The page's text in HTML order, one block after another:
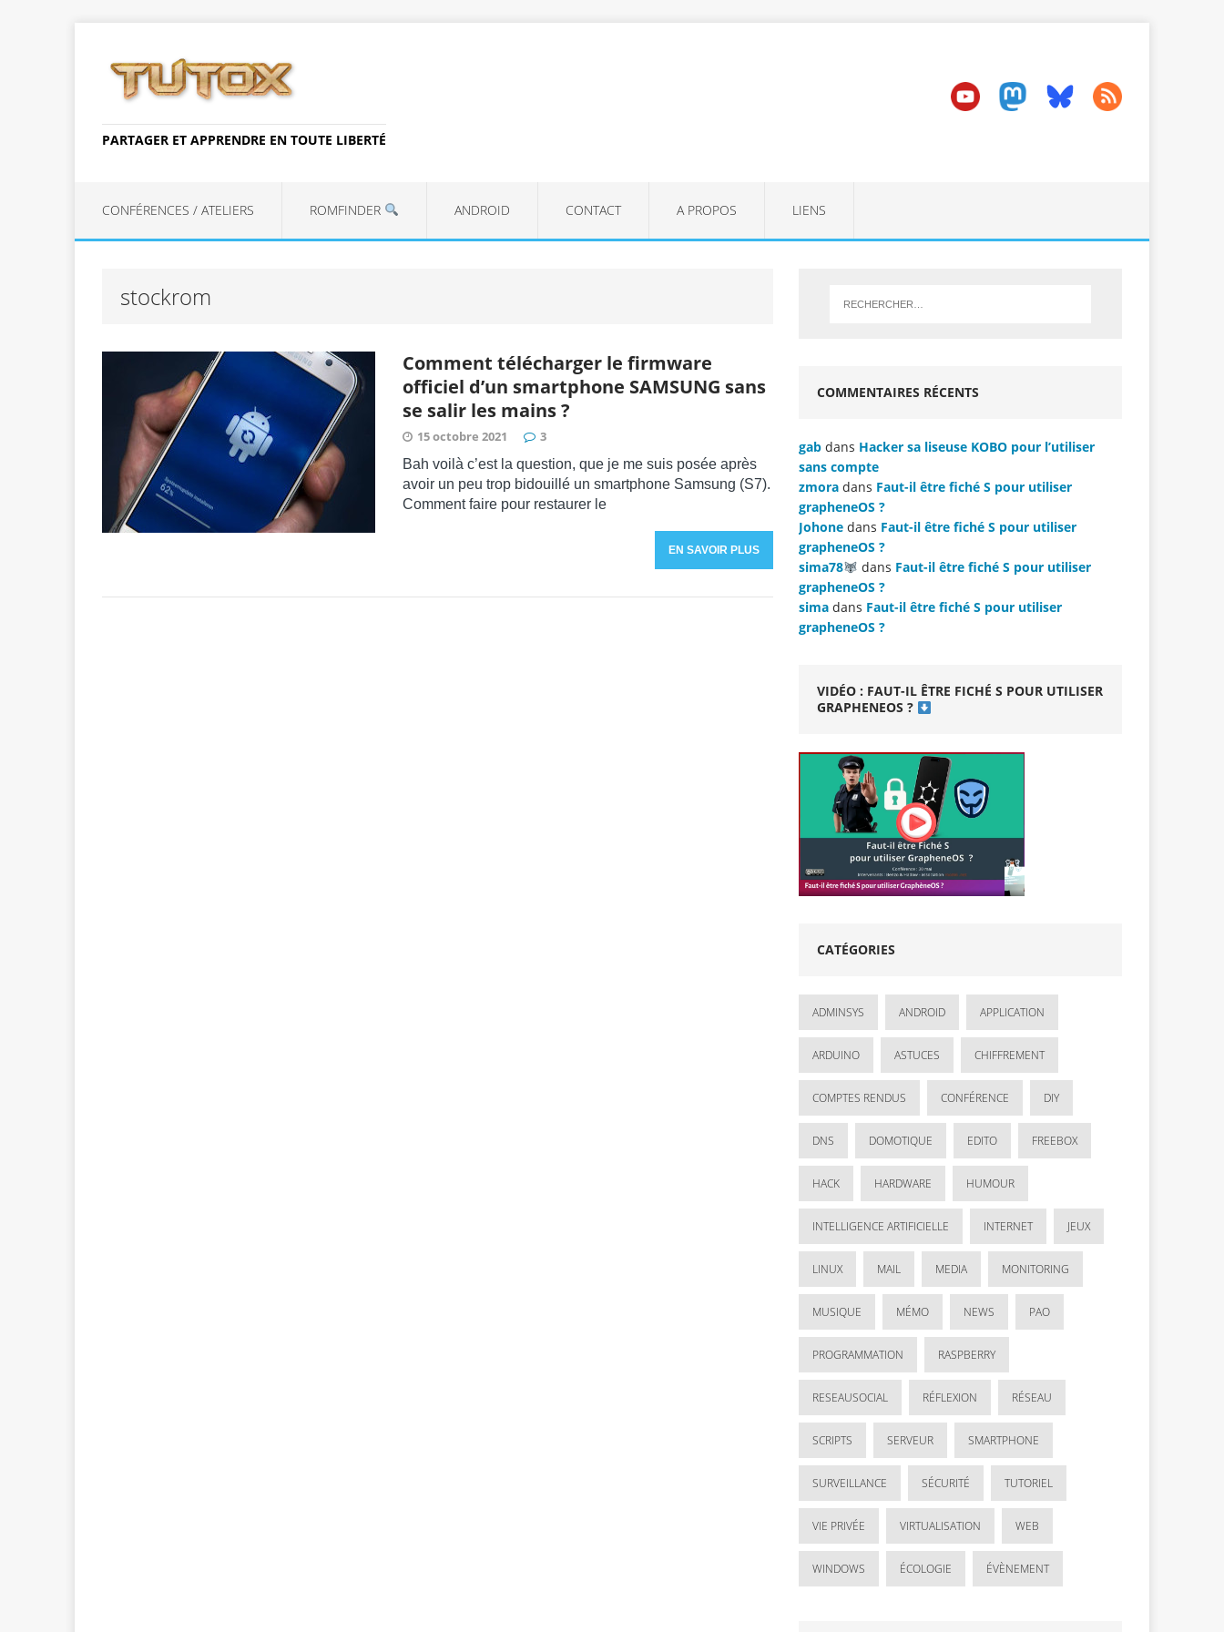
PARTAGER ET APPRENDRE EN TOUTE LIBERTÉ
CONFÉRENCES / ATELIERS ROMFINDER ANDROID CONTACT A PROPOS LIENS
stockrom
Comment télécharger le firmware
officiel d’un smartphone SAMSUNG sans
se salir les mains ?
15 octobre 2021 3
Bah voilà c’est la question, que je me suis posée après
avoir un peu trop bidouillé un smartphone Samsung (S7).
Comment faire pour restaurer le
EN SAVOIR PLUS
COMMENTAIRES RÉCENTS
gab dans Hacker sa liseuse KOBO pour l’utiliser
sans compte
zmora dans Faut-il être fiché S pour utiliser
grapheneOS ?
Johone dans Faut-il être fiché S pour utiliser
grapheneOS ?
sima78
dans Faut-il être fiché S pour utiliser
grapheneOS ?
sima dans Faut-il être fiché S pour utiliser
grapheneOS ?
VIDÉO : FAUT-IL ÊTRE FICHÉ S POUR UTILISER
GRAPHENEOS ?
CATÉGORIES
ADMINSYS ANDROID APPLICATION
ARDUINO ASTUCES CHIFFREMENT
COMPTES RENDUS CONFÉRENCE DIY
DNS DOMOTIQUE EDITO FREEBOX
HACK HARDWARE HUMOUR
INTELLIGENCE ARTIFICIELLE INTERNET JEUX
LINUX MAIL MEDIA MONITORING
MUSIQUE MÉMO NEWS PAO
PROGRAMMATION RASPBERRY
RESEAUSOCIAL RÉFLEXION RÉSEAU
SCRIPTS SERVEUR SMARTPHONE
SURVEILLANCE SÉCURITÉ TUTORIEL
VIE PRIVÉE VIRTUALISATION WEB
WINDOWS ÉCOLOGIE ÉVÈNEMENT